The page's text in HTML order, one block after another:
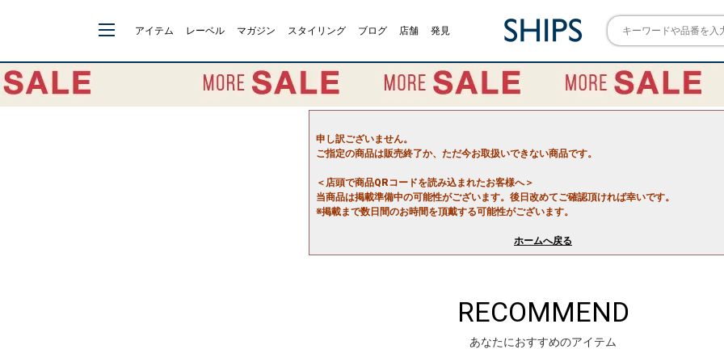
アイテム レーベル マガジン スタイリング ブログ 店舗 発見
申し訳ございません。
ご指定の商品は販売終了か、ただ今お取扱いできない商品です。
＜店頭で商品QRコードを読み込まれたお客様へ＞
当商品は掲載準備中の可能性がございます。後日改めてご確認頂ければ幸いです。
※掲載まで数日間のお時間を頂戴する可能性がございます。
ホームへ戻る
RECOMMEND
あなたにおすすめのアイテム